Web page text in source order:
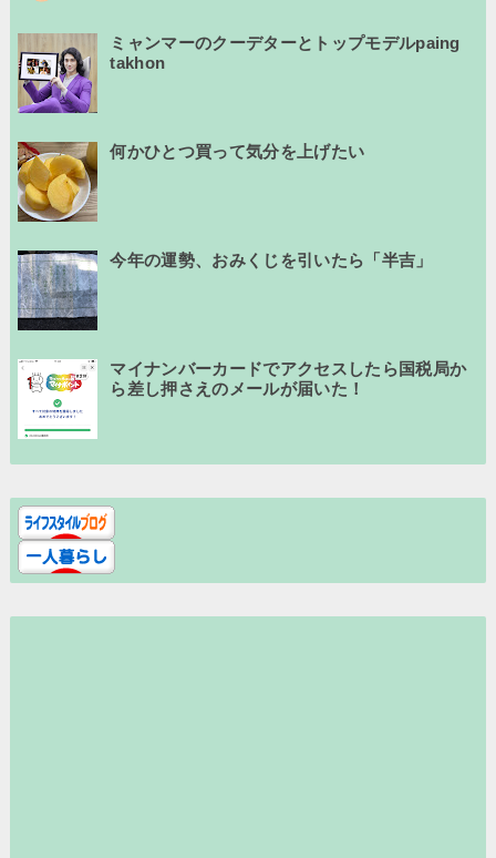
ミャンマーのクーデターとトップモデルpaing
takhon
何かひとつ買って気分を上げたい
今年の運勢、おみくじを引いたら「半吉」
マイナンバーカードでアクセスしたら国税局か
ら差し押さえのメールが届いた！